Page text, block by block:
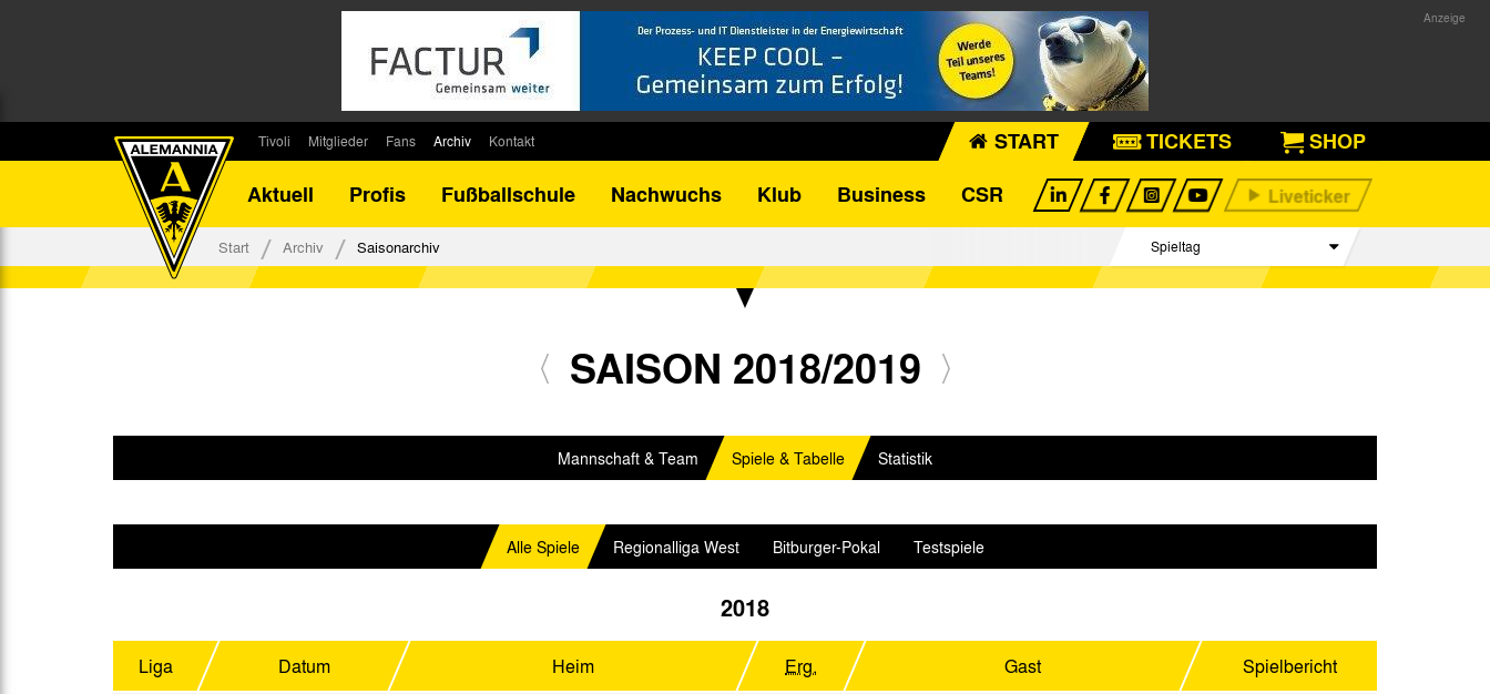
Tivoli
Stadionsprecher
Stadiongaststätte Klömpchensklub
Mitglieder
Kontakt
Fans
Fanbeirat
Fan-Klubs
Archiv
Bilanz DFB-Pokal
Kontakt START TICKETS
SHOP
Aktuell
Profis Fußballschule Nachwuchs Klub Business CSR
Start Archiv Saisonarchiv
Spieltag
Begegnungen
SAISON 2018/2019
Mannschaft & Team Spiele & Tabelle Statistik
Alle Spiele Regionalliga West Bitburger-Pokal Testspiele
2018
Liga Datum Heim Erg. Gast Spielbericht